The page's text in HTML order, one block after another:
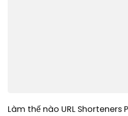
Làm thế nào URL Shorteners